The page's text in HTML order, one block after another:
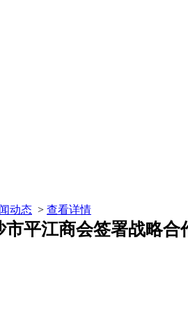
动态 > 查看详情
市平江商会签署战略